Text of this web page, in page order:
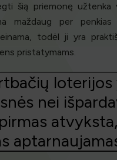
šią priemonę užtenka
maždaug per
todėl ji yra
pristatymams.
loterijos
nei